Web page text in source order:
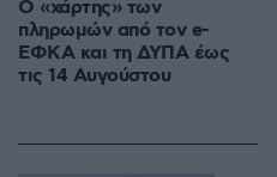
Ο «χάρτης» των
πληρωμών από τον e-
ΕΦΚΑ και τη ΔΥΠΑ έως
τις 14 Αυγούστου